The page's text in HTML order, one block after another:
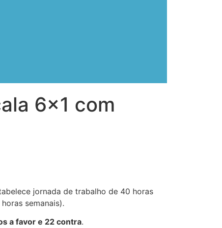
6×1 com
jornada de trabalho de 40 horas
semanais).
a favor e 22 contra.